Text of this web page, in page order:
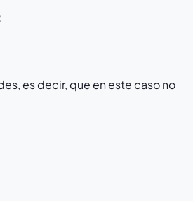
es decir, que en este caso no